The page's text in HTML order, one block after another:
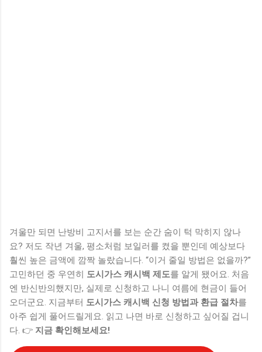
겨울만 되면 난방비 고지서를 보는 순간 숨이 턱 막히지 않나
요? 저도 작년 겨울, 평소처럼 보일러를 켰을 뿐인데 예상보다
훨씬 높은 금액에 깜짝 놀랐습니다. “이거 줄일 방법은 없을까?”
고민하던 중 우연히 도시가스 캐시백 제도를 알게 됐어요. 처음
엔 반신반의했지만, 실제로 신청하고 나니 여름에 현금이 들어
오더군요. 지금부터 도시가스 캐시백 신청 방법과 환급 절차를
아주 쉽게 풀어드릴게요. 읽고 나면 바로 신청하고 싶어질 겁니
다. 👉 지금 확인해보세요!